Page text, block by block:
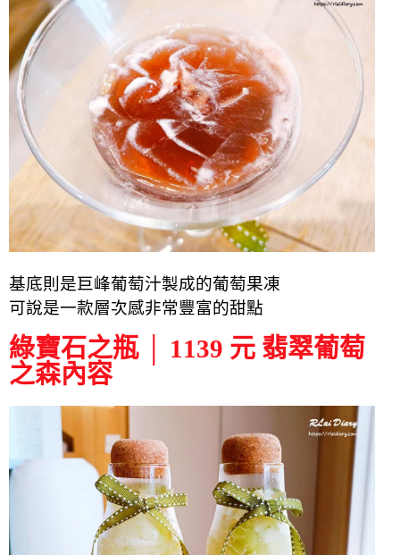
基底則是巨峰葡萄汁製成的葡萄果凍
可說是一款層次感非常豐富的甜點
綠寶石之瓶 │ 1139 元 翡翠葡萄
之森內容